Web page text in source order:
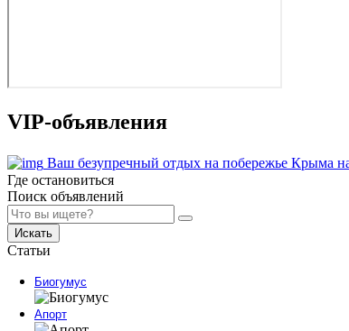
VIP-объявления
Ваш безупречный отдых на побережье Крыма
Где остановиться
Поиск объявлений
Искать
Статьи
Биогумус
Апорт